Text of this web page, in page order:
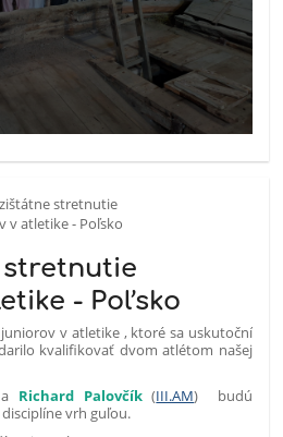
- Poľsko
v atletike , ktoré sa uskutoční
kvalifikovať dvom atlétom našej
Richard Palovčík(III.AM) budú
vrh guľou.